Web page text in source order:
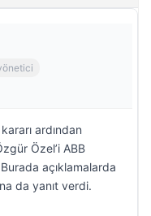
ardından
Özel’i ABB
açıklamalarda
da yanıt verdi.